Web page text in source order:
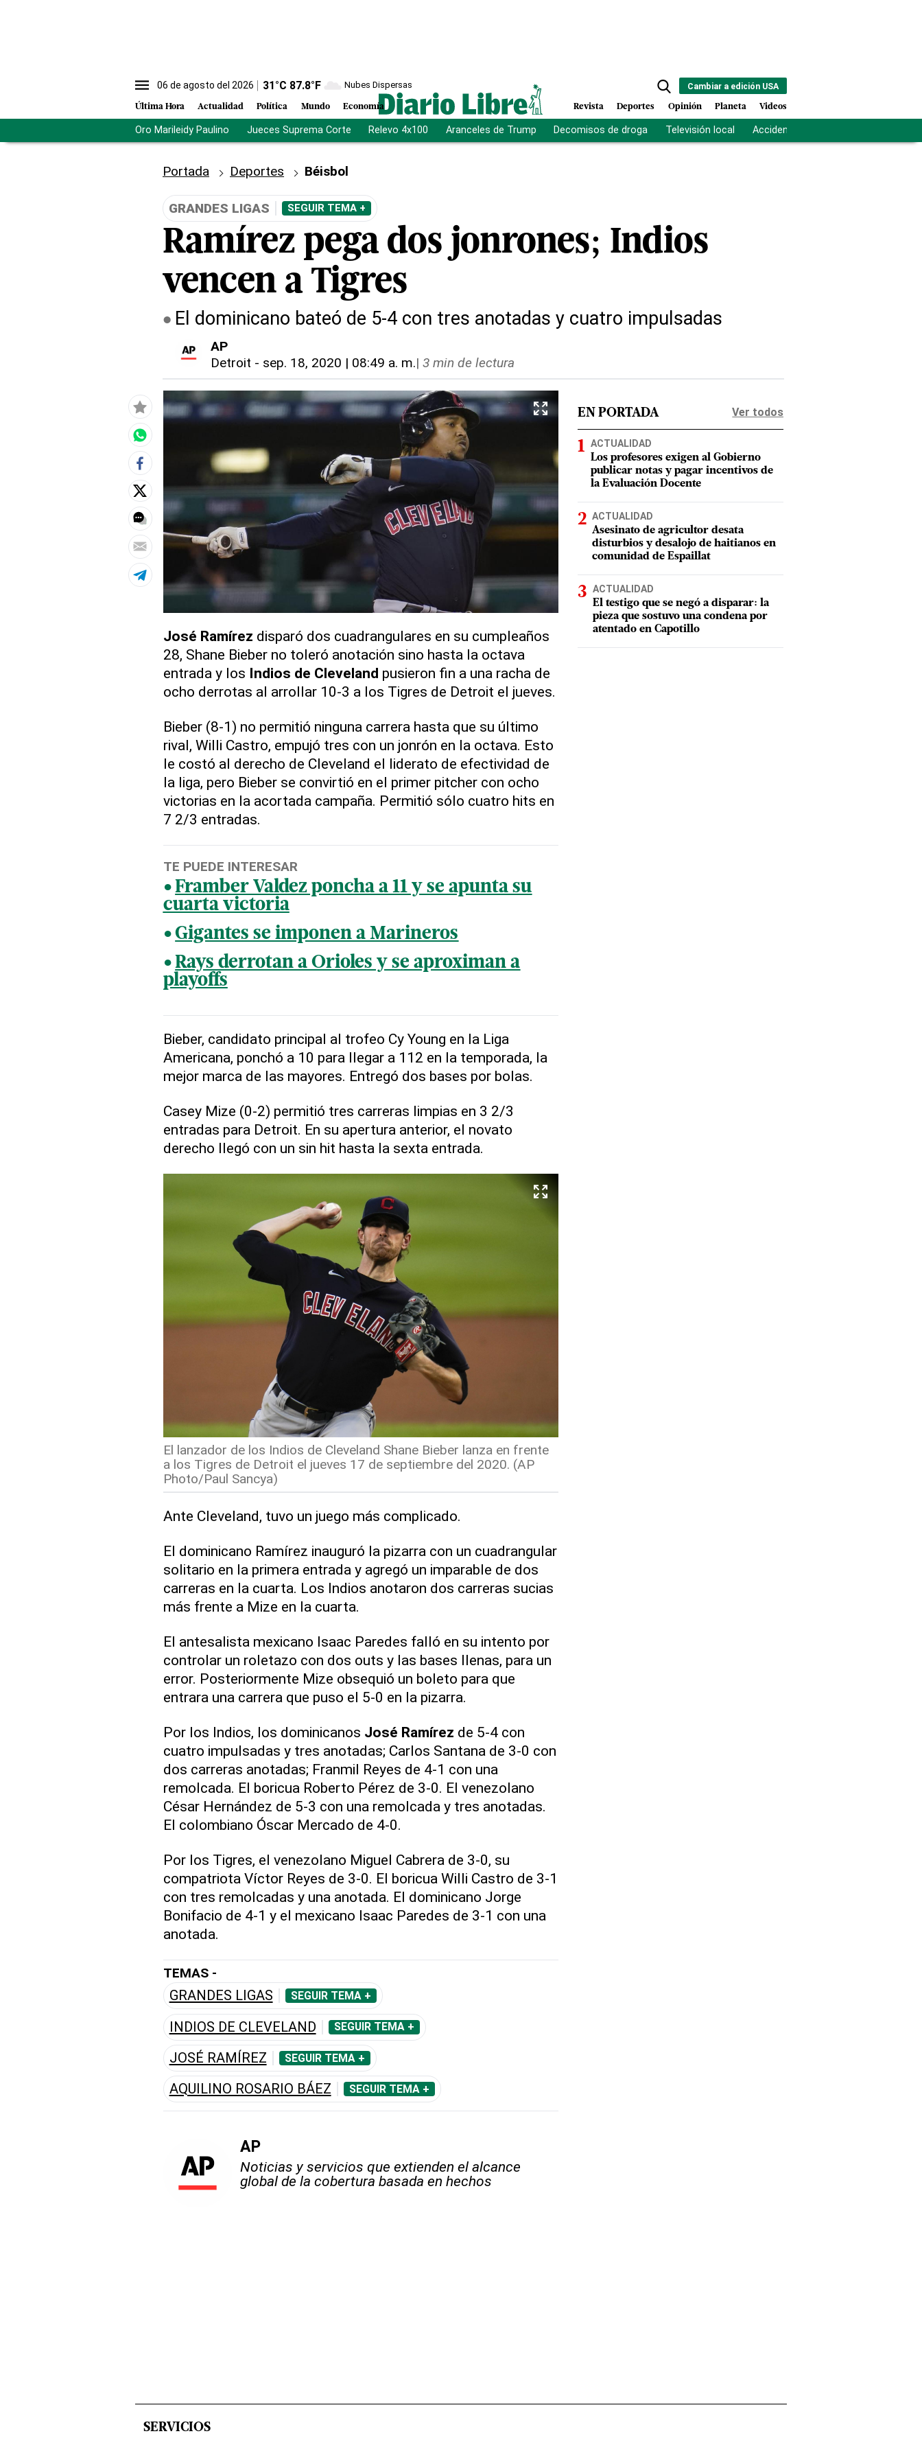
06 de agosto del 2026 31°C 87.8°F Nubes Dispersas
Última Hora Actualidad Política Mundo Economía
Cambiar a edición USA
Revista Deportes Opinión Planeta Videos
Oro Marileidy Paulino Jueces Suprema Corte Relevo 4x100 Aranceles de Trump Decomisos de droga Televisión local Accidente Los Ríos
Portada Deportes Béisbol
GRANDES LIGAS SEGUIR TEMA +
Ramírez pega dos jonrones; Indios
vencen a Tigres
El dominicano bateó de 5-4 con tres anotadas y cuatro impulsadas
AP
Detroit - sep. 18, 2020 | 08:49 a. m.| 3 min de lectura
José Ramírez disparó dos cuadrangulares en su cumpleaños
28, Shane Bieber no toleró anotación sino hasta la octava
entrada y los Indios de Cleveland pusieron fin a una racha de
ocho derrotas al arrollar 10-3 a los Tigres de Detroit el jueves.
Bieber (8-1) no permitió ninguna carrera hasta que su último
rival, Willi Castro, empujó tres con un jonrón en la octava. Esto
le costó al derecho de Cleveland el liderato de efectividad de
la liga, pero Bieber se convirtió en el primer pitcher con ocho
victorias en la acortada campaña. Permitió sólo cuatro hits en
7 2/3 entradas.
TE PUEDE INTERESAR
Framber Valdez poncha a 11 y se apunta su
cuarta victoria
Gigantes se imponen a Marineros
Rays derrotan a Orioles y se aproximan a
playoffs
Bieber, candidato principal al trofeo Cy Young en la Liga
Americana, ponchó a 10 para llegar a 112 en la temporada, la
mejor marca de las mayores. Entregó dos bases por bolas.
Casey Mize (0-2) permitió tres carreras limpias en 3 2/3
entradas para Detroit. En su apertura anterior, el novato
derecho llegó con un sin hit hasta la sexta entrada.
El lanzador de los Indios de Cleveland Shane Bieber lanza en frente
a los Tigres de Detroit el jueves 17 de septiembre del 2020. (AP
Photo/Paul Sancya)
Ante Cleveland, tuvo un juego más complicado.
El dominicano Ramírez inauguró la pizarra con un cuadrangular
solitario en la primera entrada y agregó un imparable de dos
carreras en la cuarta. Los Indios anotaron dos carreras sucias
más frente a Mize en la cuarta.
El antesalista mexicano Isaac Paredes falló en su intento por
controlar un roletazo con dos outs y las bases llenas, para un
error. Posteriormente Mize obsequió un boleto para que
entrara una carrera que puso el 5-0 en la pizarra.
Por los Indios, los dominicanos José Ramírez de 5-4 con
cuatro impulsadas y tres anotadas; Carlos Santana de 3-0 con
dos carreras anotadas; Franmil Reyes de 4-1 con una
remolcada. El boricua Roberto Pérez de 3-0. El venezolano
César Hernández de 5-3 con una remolcada y tres anotadas.
El colombiano Óscar Mercado de 4-0.
Por los Tigres, el venezolano Miguel Cabrera de 3-0, su
compatriota Víctor Reyes de 3-0. El boricua Willi Castro de 3-1
con tres remolcadas y una anotada. El dominicano Jorge
Bonifacio de 4-1 y el mexicano Isaac Paredes de 3-1 con una
anotada.
TEMAS -
GRANDES LIGAS SEGUIR TEMA +
INDIOS DE CLEVELAND SEGUIR TEMA +
JOSÉ RAMÍREZ SEGUIR TEMA +
AQUILINO ROSARIO BÁEZ SEGUIR TEMA +
AP
Noticias y servicios que extienden el alcance
global de la cobertura basada en hechos
EN PORTADA Ver todos
ACTUALIDAD
Los profesores exigen al Gobierno
publicar notas y pagar incentivos de
la Evaluación Docente
ACTUALIDAD
Asesinato de agricultor desata
disturbios y desalojo de haitianos en
comunidad de Espaillat
ACTUALIDAD
El testigo que se negó a disparar: la
pieza que sostuvo una condena por
atentado en Capotillo
SERVICIOS